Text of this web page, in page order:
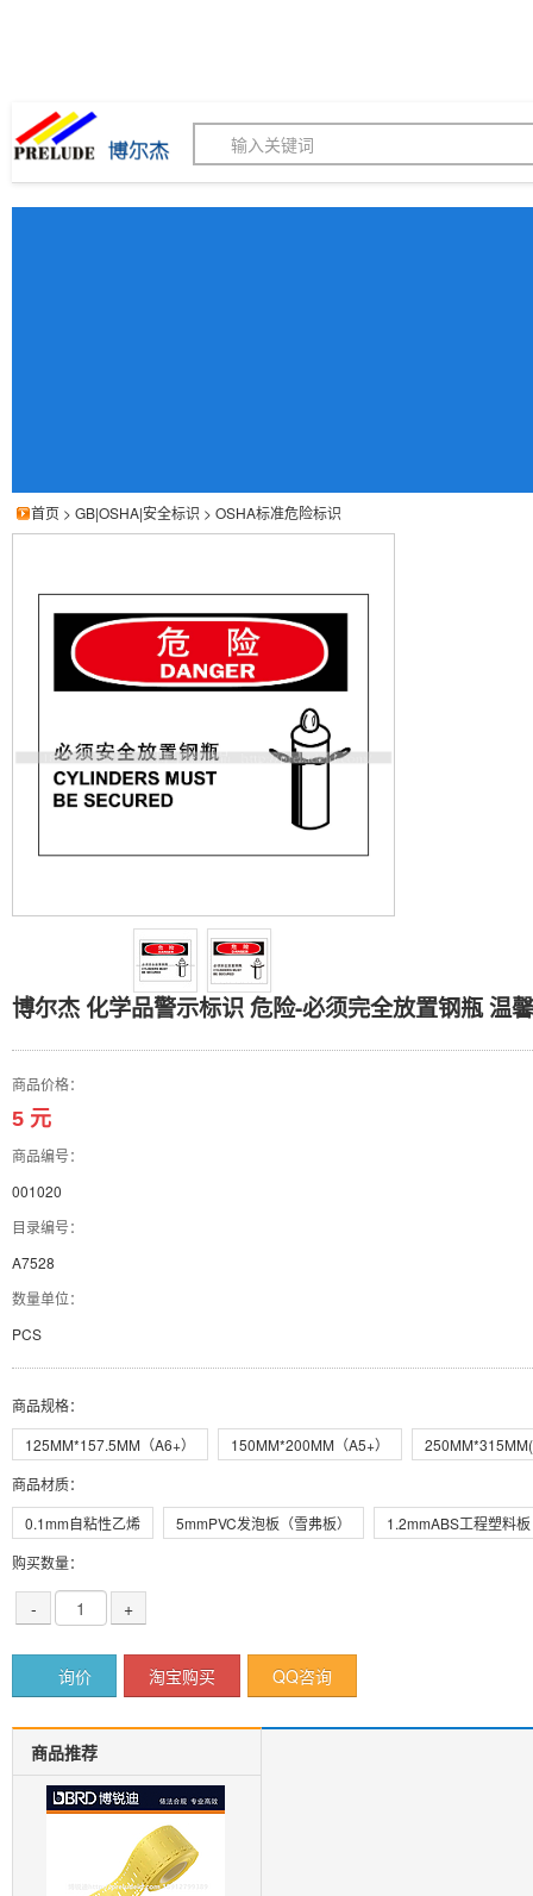
博尔杰PTS - 工业标识解
首页 > GB|OSHA|安全标识 > OSHA标准危险标识
博尔杰 化学品警示标识
博尔杰 化学品警示标识 危险-必须完全放置钢瓶 温
商品价格：
5 元
商品编号：
001020
目录编号：
A7528
数量单位：
PCS
商品规格：
125MM*157.5MM（A6+）
150MM*200MM（A5+）
商品材质：
0.1mm自粘性乙烯
5mmPVC发泡板（雪弗板）
1.2mmABS工程塑料板
购买数量：
- +
询价 淘宝购买 QQ咨询
商品推荐